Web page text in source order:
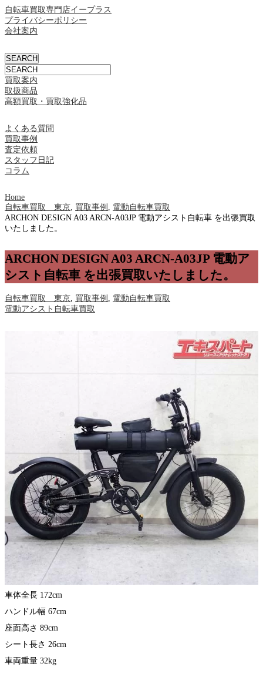
自転車買取専門店イープラス
プライバシーポリシー
会社案内
買取案内
取扱商品
高額買取・買取強化品
よくある質問
買取事例
査定依頼
スタッフ日記
コラム
Home
自転車買取 東京, 買取事例 , 電動自転車買取
ARCHON DESIGN A03 ARCN-A03JP 電動アシスト自転車 を出張買取
いたしました。
ARCHON DESIGN A03 ARCN-A03JP 電動ア
シスト自転車 を出張買取いたしました。
自転車買取 東京, 買取事例 , 電動自転車買取
電動アシスト自転車買取
車体全長 172cm
ハンドル幅 67cm
座面高さ 89cm
シート長さ 26cm
車両重量 32kg